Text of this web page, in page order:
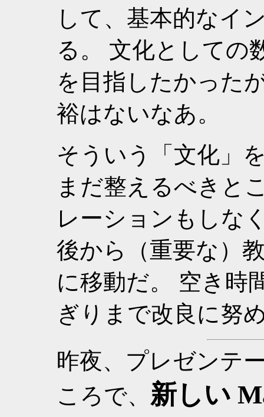
して、基本的なイ
る。 文化としての
を目指したかった
裕はないなあ。
そういう「文化」
まだ整えるべきと
レーションもしな
後から（重要な）
に移動だ。 空き時
ぎりまで改良に努
昨夜、プレゼンテ
ころで、 新しい